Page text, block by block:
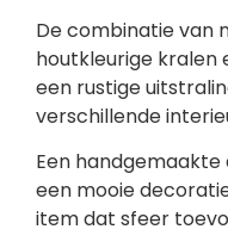
De combinatie van
houtkleurige kralen
een rustige
verschillende
Een
een mooie
item dat sfeer